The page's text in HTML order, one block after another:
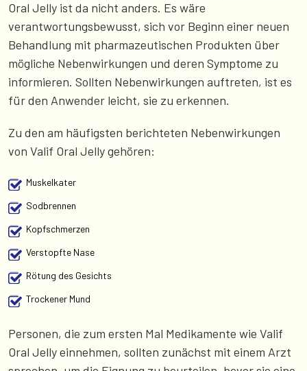
Oral Jelly ist da nicht anders. Es wäre
verantwortungsbewusst, sich vor Beginn einer neuen
Behandlung mit pharmazeutischen Produkten über
mögliche Nebenwirkungen und deren Symptome zu
informieren. Sollten Nebenwirkungen auftreten, ist es
für den Anwender leicht, sie zu erkennen.
Zu den am häufigsten berichteten Nebenwirkungen
von Valif Oral Jelly gehören:
Muskelkater
Sodbrennen
Kopfschmerzen
Verstopfte Nase
Rötung des Gesichts
Trockener Mund
Personen, die zum ersten Mal Medikamente wie Valif
Oral Jelly einnehmen, sollten zunächst mit einem Arzt